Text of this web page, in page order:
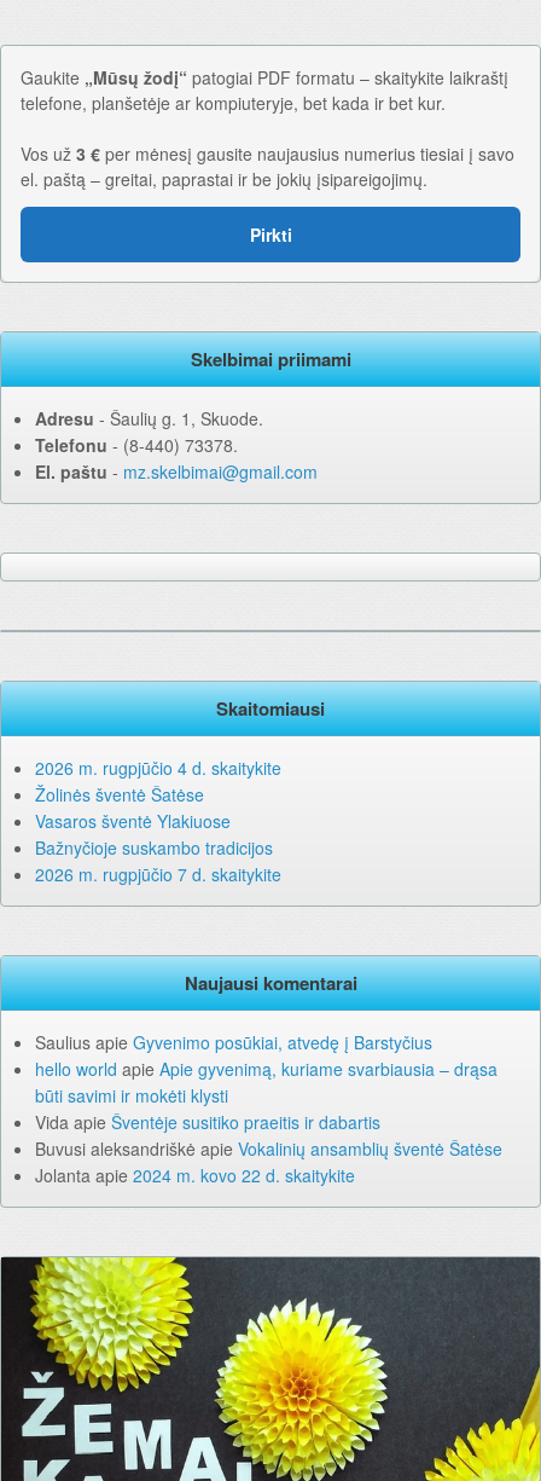
Gaukite „Mūsų žodį“ patogiai PDF formatu – skaitykite laikraštį
telefone, planšetėje ar kompiuteryje, bet kada ir bet kur.
Vos už 3 € per mėnesį gausite naujausius numerius tiesiai į savo
el. paštą – greitai, paprastai ir be jokių įsipareigojimų.
Pirkti
Skelbimai priimami
Adresu ‐ Šaulių g. 1, Skuode.
Telefonu ‐ (8-440) 73378.
El. paštu ‐ mz.skelbimai@gmail.com
Skaitomiausi
2026 m. rugpjūčio 4 d. skaitykite
Žolinės šventė Šatėse
Vasaros šventė Ylakiuose
Bažnyčioje suskambo tradicijos
2026 m. rugpjūčio 7 d. skaitykite
Naujausi komentarai
Saulius apie Gyvenimo posūkiai, atvedę į Barstyčius
hello world apie Apie gyvenimą, kuriame svarbiausia – drąsa
būti savimi ir mokėti klysti
Vida apie Šventėje susitiko praeitis ir dabartis
Buvusi aleksandriškė apie Vokalinių ansamblių šventė Šatėse
Jolanta apie 2024 m. kovo 22 d. skaitykite